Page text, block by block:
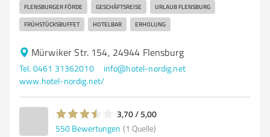
FLENSBURGER FÖRDE GESCHÄFTSREISE URLAUB FLENSBURG
FRÜHSTÜCKSBUFFET HOTELBAR ERHOLUNG
Mürwiker Str. 154, 24944 Flensburg
Tel. 0461 31362010
info@hotel-nordig.net
www.hotel-nordig.net/
3,70 / 5,00
550 Bewertungen (1 Quelle)